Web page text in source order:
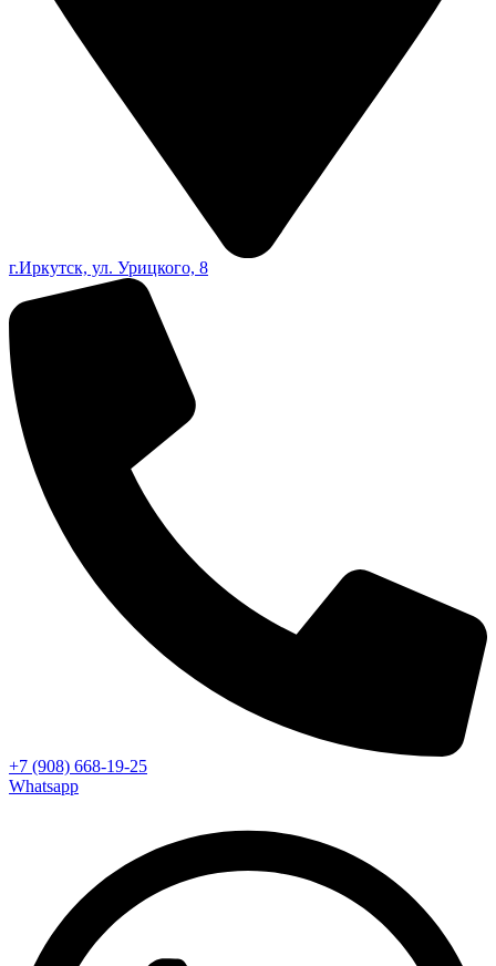
г.Иркутск, ул. Урицкого, 8
+7 (908) 668-19-25
Whatsapp